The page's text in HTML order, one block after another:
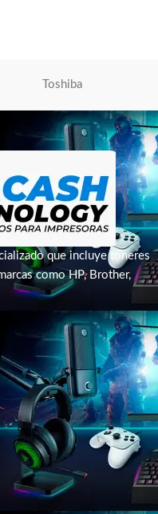
Toshiba
que incluye tóneres
como HP, Brother,